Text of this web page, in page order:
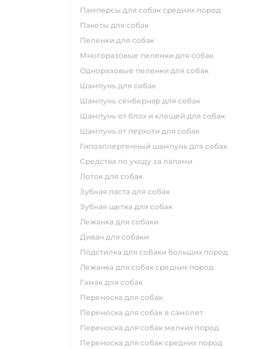
памперсы для собак средних пород
пакеты для собак
пеленки для собак
многоразовые пеленки для собак
одноразовые пеленки для собак
шампунь для собак
шампунь сенбернар для собак
шампунь от блох и клещей для собак
шампунь от перхоти для собак
гипоаллергенный шампунь для собак
средства по уходу за лапами
лоток для собак
зубная паста для собак
зубная щетка для собак
лежанка для собаки
диван для собаки
подстилка для собаки больших пород
лежанка для собак средних пород
гамак для собак
переноска для собак
переноска для собак в самолет
переноска для собак мелких пород
переноска для собак средних пород